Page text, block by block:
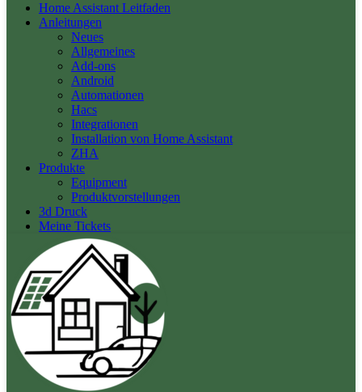
Home Assistant Leitfaden
Anleitungen
Neues
Allgemeines
Add-ons
Android
Automationen
Hacs
Integrationen
Installation von Home Assistant
ZHA
Produkte
Equipment
Produktvorstellungen
3d Druck
Meine Tickets